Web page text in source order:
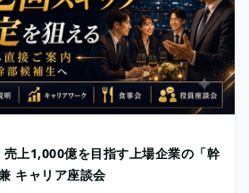
売上1,000億を目指す上場企業の「幹
キャリア座談会